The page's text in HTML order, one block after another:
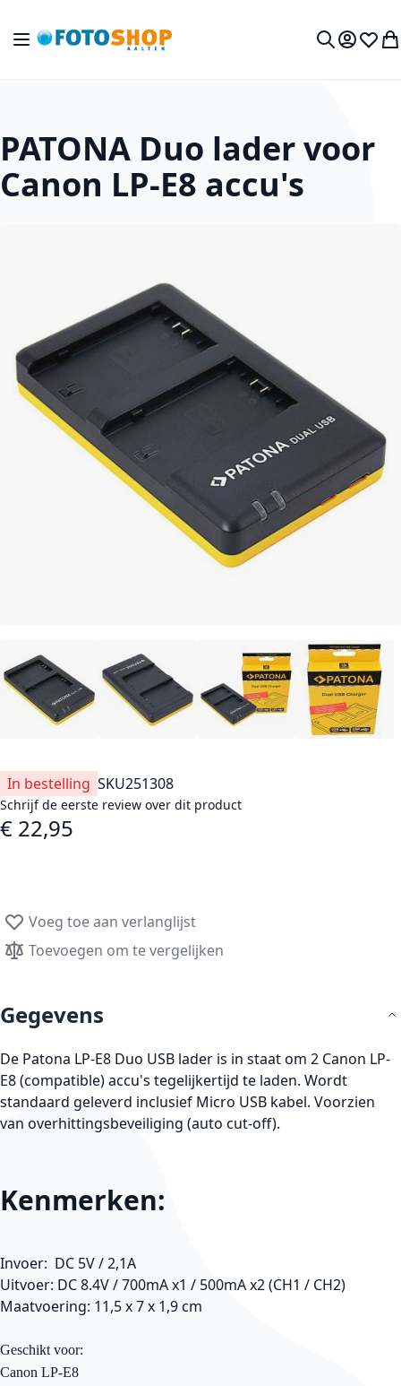
Toggle Nav
Mijn
PATONA Duo lader voor
Canon LP-E8 accu's
In bestelling SKU251308
Schrijf de eerste review over dit product
€ 22,95
Voeg toe aan verlanglijst
Toevoegen om te vergelijken
Gegevens
De Patona LP-E8 Duo USB lader is in staat om 2 Canon LP-
E8 (compatible) accu's tegelijkertijd te laden. Wordt
standaard geleverd inclusief Micro USB kabel. Voorzien
van overhittingsbeveiliging (auto cut-off).
Kenmerken:
Invoer: DC 5V / 2,1A
Uitvoer: DC 8.4V / 700mA x1 / 500mA x2 (CH1 / CH2)
Maatvoering: 11,5 x 7 x 1,9 cm
Geschikt voor:
Canon LP-E8